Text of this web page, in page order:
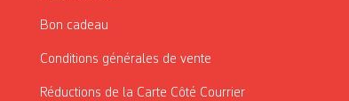
Bon cadeau
Conditions générales de vente
Réductions de la Carte Côté Courrier